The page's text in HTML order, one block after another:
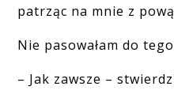
patrząc na mnie z
Nie pasowałam do
– Jak zawsze –